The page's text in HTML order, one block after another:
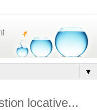
▼
locative...